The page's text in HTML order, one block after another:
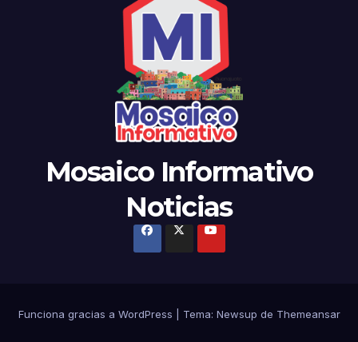
Mosaico Informativo
Noticias
Funciona gracias a WordPress Tema: Newsup de Themeansar